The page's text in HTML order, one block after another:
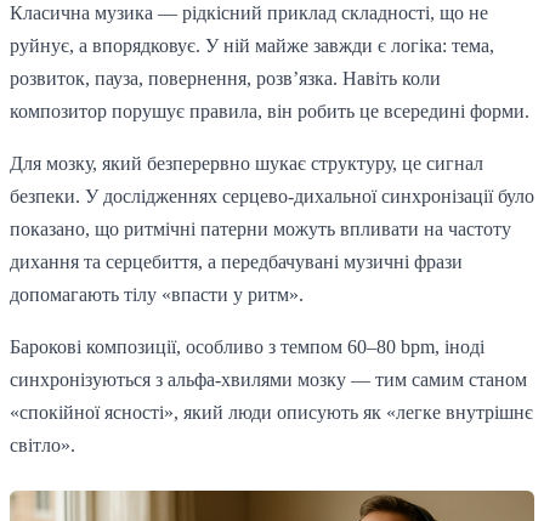
Класична музика — рідкісний приклад складності, що не
руйнує, а впорядковує. У ній майже завжди є логіка: тема,
розвиток, пауза, повернення, розв’язка. Навіть коли
композитор порушує правила, він робить це всередині форми.
Для мозку, який безперервно шукає структуру, це сигнал
безпеки. У дослідженнях серцево-дихальної синхронізації було
показано, що ритмічні патерни можуть впливати на частоту
дихання та серцебиття, а передбачувані музичні фрази
допомагають тілу «впасти у ритм».
Барокові композиції, особливо з темпом 60–80 bpm, іноді
синхронізуються з альфа-хвилями мозку — тим самим станом
«спокійної ясності», який люди описують як «легке внутрішнє
світло».